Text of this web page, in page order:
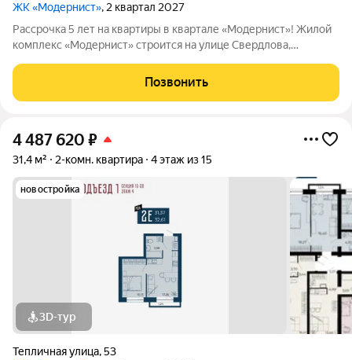
ЖК «Модернист», 2 квартал 2027
Рассрочка 5 лет на квартиры в квартале «Модернист»! Жилой
комплекс «Модернист» строится на улице Свердлова,
образовательному и культурному центру. Здесь каждая деталь
помогает жить, отдыхать и
Позвонить
4 487 620 ₽
31,4 м² 2-комн. квартира 4 этаж из 15
новостройка
3D-тур
Тепличная улица,53